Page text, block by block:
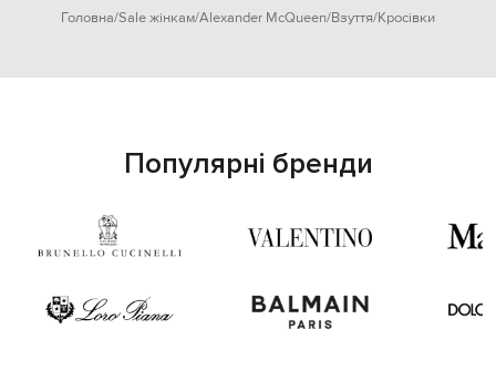
Головна Sale жінкам Alexander McQueen Взуття Кросівки
Популярні бренди